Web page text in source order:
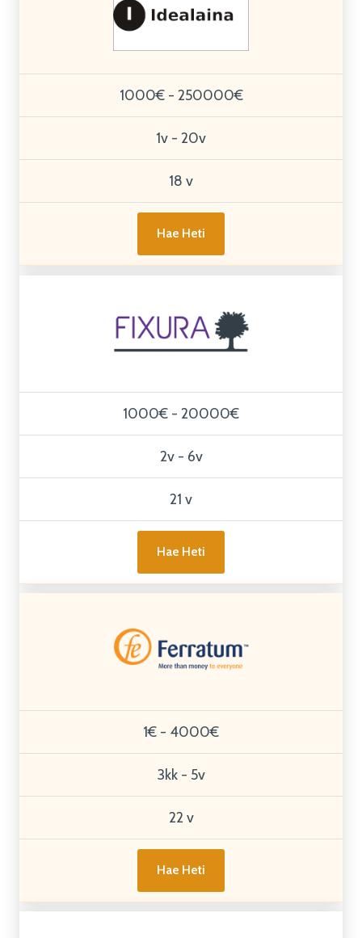
1000€ - 250000€
1v - 20v
18 v
Hae Heti
1000€ - 20000€
2v - 6v
21 v
Hae Heti
1€ - 4000€
3kk - 5v
22 v
Hae Heti